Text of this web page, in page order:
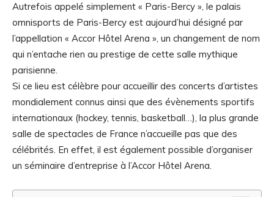
Autrefois appelé simplement « Paris-Bercy », le palais
omnisports de Paris-Bercy est aujourd’hui désigné par
l’appellation « Accor Hôtel Arena », un changement de nom
qui n’entache rien au prestige de cette salle mythique
parisienne.
Si ce lieu est célèbre pour accueillir des concerts d’artistes
mondialement connus ainsi que des évènements sportifs
internationaux (hockey, tennis, basketball…), la plus grande
salle de spectacles de France n’accueille pas que des
célébrités. En effet, il est également possible d’organiser
un séminaire d’entreprise à l’Accor Hôtel Arena.